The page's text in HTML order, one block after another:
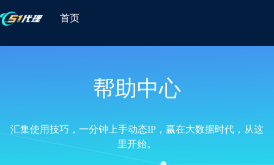
首页
帮助中心
汇集使用技巧，一分钟上手动态IP，赢在大数据时代，从这
里开始。